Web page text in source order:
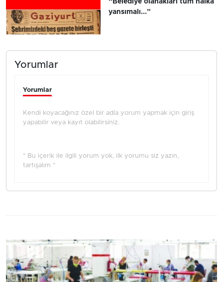
“Belediye olanakları tüm halka
yansımalı...”
Yorumlar
Yorumlar
Kendi koyacağınız özel bir adla yorum yapmak için giriş
yapabilir veya kayıt olabilirsiniz.
* Bu içerik ile ilgili yorum yok, ilk yorumu siz yazın,
tartışalım *